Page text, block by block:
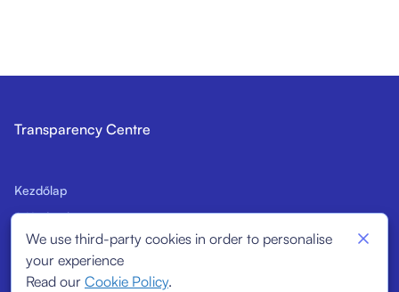
We use third-party cookies in order to personalise
your experience
Read our Cookie Policy.
Transparency Centre
Kezdőlap
A Kódex bemutatása
Leendő Aláírók
Strukturális mutatók